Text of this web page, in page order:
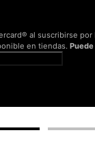
al suscribirse
en tiendas.